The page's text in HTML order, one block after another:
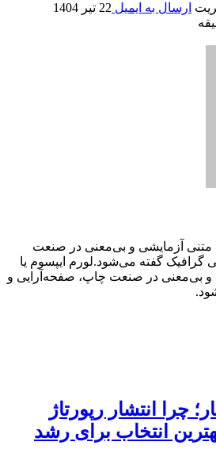
ارسال به ایمیل 22 تیر 1404
متنی آزمایشی و بی‌معنی در صنعت
گفته می‌شود.لورم ایپسوم یا
و بی‌معنی در صنعت چاپ، صفحه‌آرایی و
چرا انتشار رپورتاژ
انتخاب برای رشد